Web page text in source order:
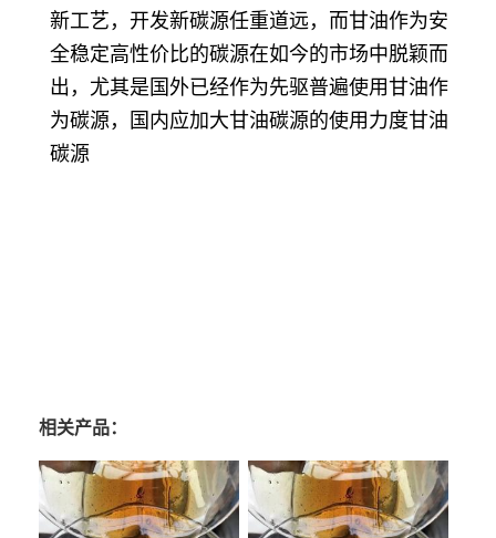
新工艺，开发新碳源任重道远，而甘油作为安
全稳定高性价比的碳源在如今的市场中脱颖而
出，尤其是国外已经作为先驱普遍使用甘油作
为碳源，国内应加大甘油碳源的使用力度甘油
碳源
相关产品：